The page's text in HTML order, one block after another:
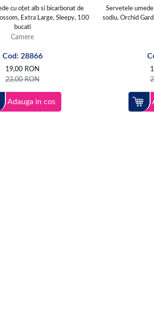
cu oțet alb si bicarbonat de
Extra Large, Sleepy, 100
bucati
Camere
Cod: 28866
19,00 RON
23,00RON
Adauga in cos
Servetele
sodiu, Orchid